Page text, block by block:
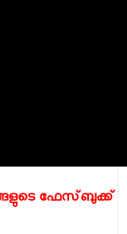
ഫേസ്‌ബുക്ക്‌